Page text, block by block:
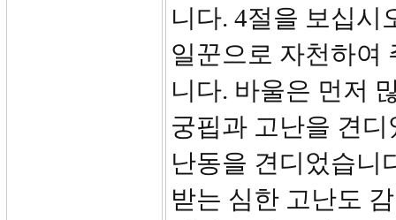
니다. 4절을 보십시
일꾼으로 자천하여
니다. 바울은 먼저
궁핍과 고난을 견
난동을 견디었습니
받는 심한 고난도